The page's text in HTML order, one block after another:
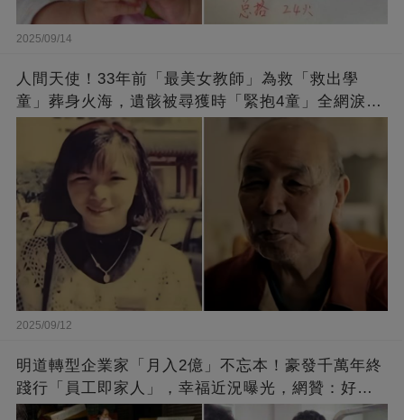
2025/09/14
人間天使！33年前「最美女教師」為救「救出學
童」葬身火海，遺骸被尋獲時「緊抱4童」全網淚
崩：真正的英雄不該被遺忘
2025/09/12
明道轉型企業家「月入2億」不忘本！豪發千萬年終
踐行「員工即家人」，幸福近況曝光，網贊：好老
闆的福報